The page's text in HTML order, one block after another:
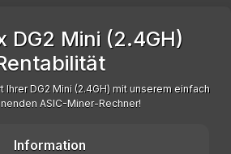
DG2 Mini (2.4GH)
Ihrer DG2 Mini (2.4GH) mit unserem einfach
ASIC-Miner-Rechner!
Information